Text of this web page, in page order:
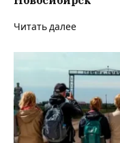
Читать далее